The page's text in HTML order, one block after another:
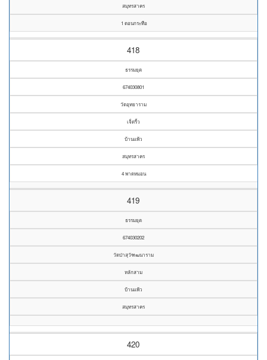
สมุทรสาคร
1 ดอนกระทือ
418
ธรรมยุต
674030801
วัดอุทยาราม
เจ็ดริ้ว
บ้านแพ้ว
สมุทรสาคร
4 พาดหมอน
419
ธรรมยุต
674030202
วัดป่าสุวัฑฒนาราม
หลักสาม
บ้านแพ้ว
สมุทรสาคร
420